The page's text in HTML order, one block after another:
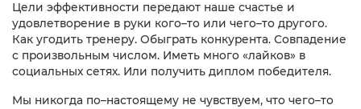
Цели эффективности передают наше счастье и
удовлетворение в руки кого–то или чего–то другого.
Как угодить тренеру. Обыграть конкурента. Совпадение
с произвольным числом. Иметь много «лайков» в
социальных сетях. Или получить диплом победителя.
Мы никогда по–настоящему не чувствуем, что чего–то